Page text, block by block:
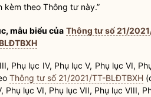
kèm theo Thông tư này.”
mẫu biểu của Thông tư số 21/
Phụ lục IV, Phụ lục V, Phụ lục VI,
Thông tư số 21/2021/TT-BLĐTBXH
Phụ lục VI, Phụ lục VII, Phụ lục VIII,